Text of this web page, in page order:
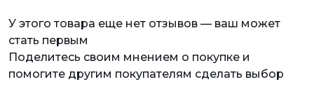
У этого товара еще нет отзывов — ваш может
стать первым
Поделитесь своим мнением о покупке и
помогите другим покупателям сделать выбор